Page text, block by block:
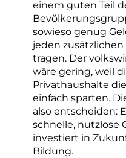
einem guten Teil
sowieso genug
jeden
tragen. Der
wäre gering, weil
Privathaushalte
einfach sparten.
also entscheiden:
schnelle, nutzlose
investiert in
Bildung.